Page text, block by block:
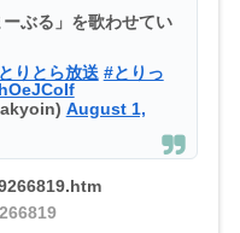
ぶる」を歌わせてい
りとら放送 #とりっ
August 1,